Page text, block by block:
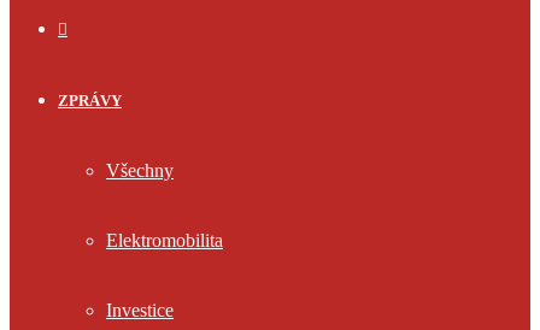
ZPRÁVY
Všechny
Elektromobilita
Investice